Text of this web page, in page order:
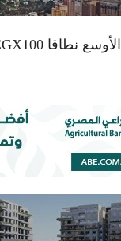
الأوسع نطاقا EGX100، بنسبة 8.87% ليغلق عند 8985 نقطة.